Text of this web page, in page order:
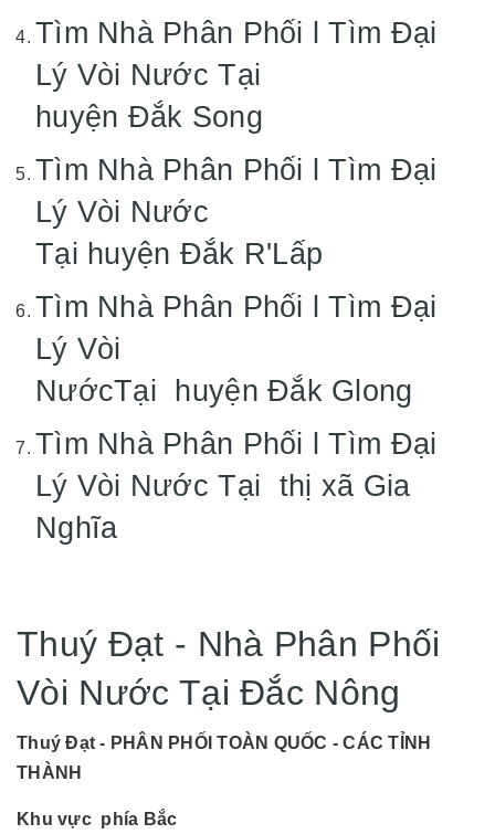
Tìm Nhà Phân Phối l Tìm Đại
Lý Vòi Nước Tại
huyện Đắk Song
Tìm Nhà Phân Phối l Tìm Đại
Lý Vòi Nước
Tại huyện Đắk R'Lấp
Tìm Nhà Phân Phối l Tìm Đại
Lý Vòi
NướcTại huyện Đắk Glong
Tìm Nhà Phân Phối l Tìm Đại
Lý Vòi Nước Tại thị xã Gia
Nghĩa
Thuý Đạt - Nhà Phân Phối
Vòi Nước Tại Đắc Nông
Thuý Đạt - PHÂN PHỐI TOÀN QUỐC - CÁC TỈNH
THÀNH
Khu vực phía Bắc